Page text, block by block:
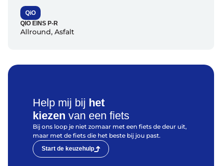
QiO
QIO EINS P-R
Allround, Asfalt
Help mij bij het
kiezen van een fiets
Bij ons loop je niet zomaar met een fiets de deur uit,
maar met de fiets die het beste bij jou past.
Start de keuzehulp